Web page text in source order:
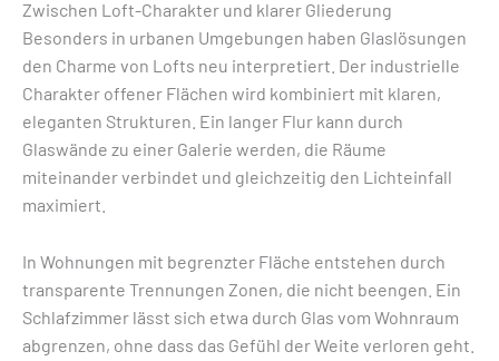
Zwischen Loft-Charakter und klarer Gliederung
Besonders in urbanen Umgebungen haben Glaslösungen
den Charme von Lofts neu interpretiert. Der industrielle
Charakter offener Flächen wird kombiniert mit klaren,
eleganten Strukturen. Ein langer Flur kann durch
Glaswände zu einer Galerie werden, die Räume
miteinander verbindet und gleichzeitig den Lichteinfall
maximiert.
In Wohnungen mit begrenzter Fläche entstehen durch
transparente Trennungen Zonen, die nicht beengen. Ein
Schlafzimmer lässt sich etwa durch Glas vom Wohnraum
abgrenzen, ohne dass das Gefühl der Weite verloren geht.